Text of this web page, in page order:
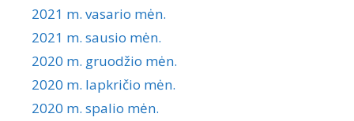
2021 m. vasario mėn.
2021 m. sausio mėn.
2020 m. gruodžio mėn.
2020 m. lapkričio mėn.
2020 m. spalio mėn.